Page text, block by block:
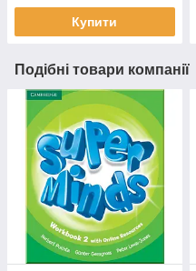
Купити
Подібні товари компанії